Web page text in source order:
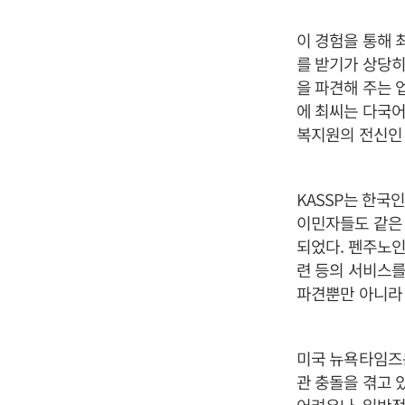
이 경험을 통해
를 받기가 상당
을 파견해 주는
에 최씨는 다국
복지원의 전신
KASSP는 한국
이민자들도 같
되었다. 펜주노
련 등의 서비스
파견뿐만 아니
미국 뉴욕타임
관 충돌을 겪고